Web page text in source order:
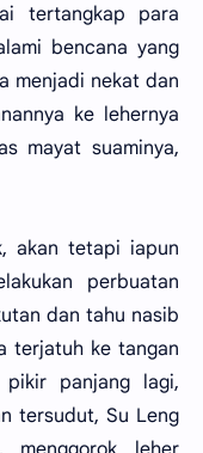
tertangkap para
bencana yang
menjadi nekat dan
ke lehernya
mayat suaminya,
akan tetapi iapun
perbuatan
dan tahu nasib
terjatuh ke tangan
panjang lagi,
tersudut, Su Leng